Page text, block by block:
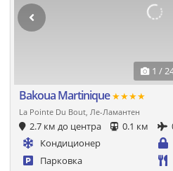
1 /
Bakoua Martinique★★★★
La Pointe Du Bout, Ле-Ламантен
2.7 км до центра 0.1 км
Кондиционер
Парковка